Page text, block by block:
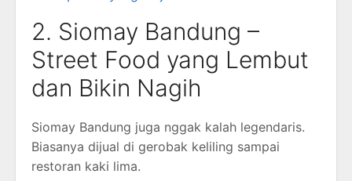
2. Siomay Bandung –
Street Food yang Lembut
dan Bikin Nagih
Siomay Bandung juga nggak kalah legendaris.
Biasanya dijual di gerobak keliling sampai
restoran kaki lima.